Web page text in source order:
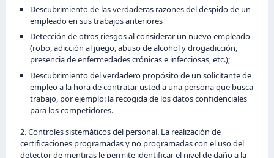
Descubrimiento de las verdaderas razones del despido de un
empleado en sus trabajos anteriores
Detección de otros riesgos al considerar un nuevo empleado
(robo, adicción al juego, abuso de alcohol y drogadicción,
presencia de enfermedades crónicas e infecciosas, etc.);
Descubrimiento del verdadero propósito de un solicitante de
empleo a la hora de contratar usted a una persona que busca
trabajo, por ejemplo: la recogida de los datos confidenciales
para los competidores.
2. Controles sistemáticos del personal. La realización de
certificaciones programadas y no programadas con el uso del
detector de mentiras le permite identificar el nivel de daño a la